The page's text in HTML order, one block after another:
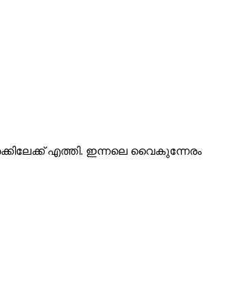
എത്തി. ഇന്നലെ വൈകുന്നേരം